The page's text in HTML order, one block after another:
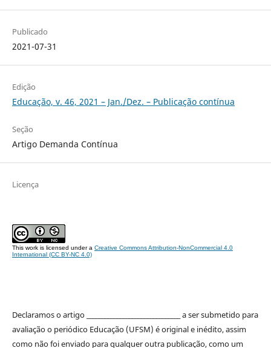
Publicado
2021-07-31
Edição
Educação, v. 46, 2021 – Jan./Dez. – Publicação contínua
Seção
Artigo Demanda Contínua
Licença
This work is licensed under a Creative Commons Attribution-NonCommercial 4.0
International (CC BY-NC 4.0)
Declaramos o artigo _______________________________ a ser submetido para
avaliação o periódico Educação (UFSM) é original e inédito, assim
como não foi enviado para qualquer outra publicação, como um